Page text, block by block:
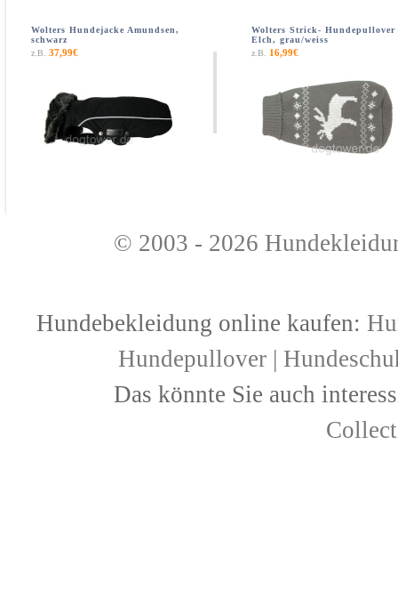
Wolters Hundejacke Amundsen,
schwarz
z.B. 37,99€
Wolters Strick- Hundepullover
Elch, grau/weiss
z.B.
16,99€
© 2003 - 2026
Hundebekleidung online kaufen:
Hundepullover |
Das könnte Sie auch